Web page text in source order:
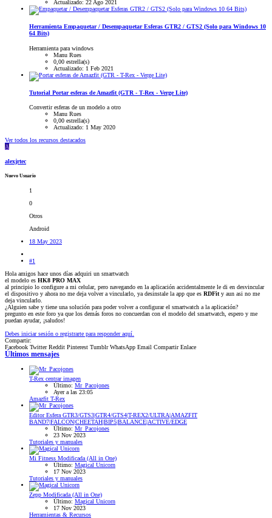
Actualizado: 22 Ago 2021
Herramienta Empaquetar / Desempaquetar Esferas GTR2 / GTS2 (Solo para Windows 10
64 Bits)
Herramienta para windows
Manu Rues
0,00 estrella(s)
Actualizado: 1 Feb 2021
Tutorial Portar esferas de Amazfit (GTR - T-Rex - Verge Lite)
Convertir esferas de un modelo a otro
Manu Rues
0,00 estrella(s)
Actualizado: 1 May 2020
Ver todos los recursos destacados
A
alexjrtec
Nuevo Usuario
1
0
Otros
Android
18 May 2023
#1
Hola amigos hace unos días adquiri un smartwatch
el modelo es HK8 PRO MAX
al principio lo configure a mi celular, pero navegando en la aplicación accidentalmente le di en desvincular
el dispositivo y ahora no me deja volver a vincularlo, ya desinstale la app que es RDFit y aun asi no me
deja vincularlo.
¿Alguien sabe y tiene una solución para poder volver a configurar el smartwatch a la aplicación?
pregunto en este foro ya que los demás foros no concuerdan con el modelo del smartwatch, espero y me
puedan ayudar, ¡saludos!
Debes iniciar sesión o registrarte para responder aquí.
Compartir:
Facebook Twitter Reddit Pinterest Tumblr WhatsApp Email Compartir Enlace
Últimos mensajes
T-Rex centrar imagen
Último: Mr_Pacojones
Ayer a las 23:05
Amazfit T-Rex
Editor Esfera GTR3/GTS3|GTR4/GTS4|T-REX2/ULTRA|AMAZFIT
BAND7|FALCON|CHEETAH|BIP5|BALANCE|ACTIVE/EDGE
Último: Mr_Pacojones
23 Nov 2023
Tutoriales y manuales
Mi Fitness Modificada (All in One)
Último: Magical Unicorn
17 Nov 2023
Tutoriales y manuales
Zepp Modificada (All in One)
Último: Magical Unicorn
17 Nov 2023
Herramientas & Recursos